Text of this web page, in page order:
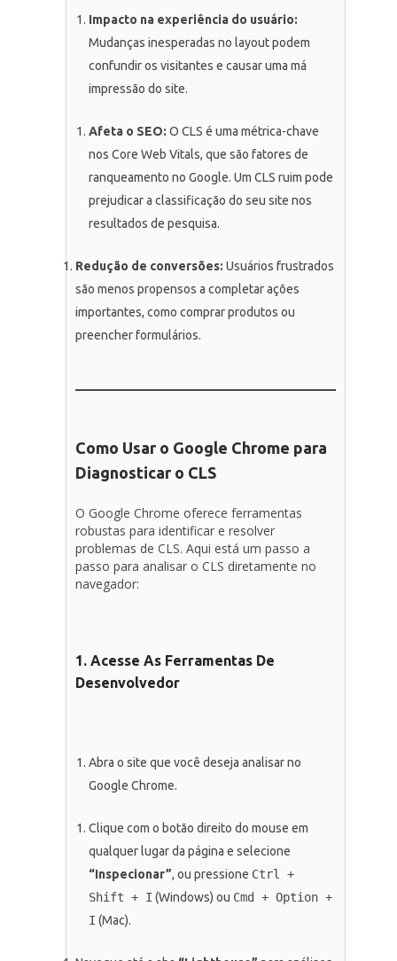
Impacto na experiência do usuário:
Mudanças inesperadas no layout podem
confundir os visitantes e causar uma má
impressão do site.
Afeta o SEO: O CLS é uma métrica-chave
nos Core Web Vitals, que são fatores de
ranqueamento no Google. Um CLS ruim pode
prejudicar a classificação do seu site nos
resultados de pesquisa.
Redução de conversões: Usuários frustrados
são menos propensos a completar ações
importantes, como comprar produtos ou
preencher formulários.
Como Usar o Google Chrome para
Diagnosticar o CLS
O Google Chrome oferece ferramentas
robustas para identificar e resolver
problemas de CLS. Aqui está um passo a
passo para analisar o CLS diretamente no
navegador:
1. Acesse As Ferramentas De
Desenvolvedor
Abra o site que você deseja analisar no
Google Chrome.
Clique com o botão direito do mouse em
qualquer lugar da página e selecione
“Inspecionar”, ou pressione Ctrl +
Shift + I (Windows) ou Cmd + Option +
I (Mac).